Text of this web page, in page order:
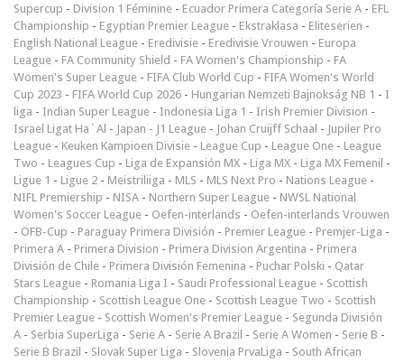
Supercup - Division 1 Féminine - Ecuador Primera Categoría Serie A - EFL
Championship - Egyptian Premier League - Ekstraklasa - Eliteserien -
English National League - Eredivisie - Eredivisie Vrouwen - Europa
League - FA Community Shield - FA Women's Championship - FA
Women's Super League - FIFA Club World Cup - FIFA Women's World
Cup 2023 - FIFA World Cup 2026 - Hungarian Nemzeti Bajnokság NB 1 - I
liga - Indian Super League - Indonesia Liga 1 - Irish Premier Division -
Israel Ligat Ha`Al - Japan - J1 League - Johan Cruijff Schaal - Jupiler Pro
League - Keuken Kampioen Divisie - League Cup - League One - League
Two - Leagues Cup - Liga de Expansión MX - Liga MX - Liga MX Femenil -
Ligue 1 - Ligue 2 - Meistriliiga - MLS - MLS Next Pro - Nations League -
NIFL Premiership - NISA - Northern Super League - NWSL National
Women's Soccer League - Oefen-interlands - Oefen-interlands Vrouwen
- ÖFB-Cup - Paraguay Primera División - Premier League - Premjer-Liga -
Primera A - Primera Division - Primera Division Argentina - Primera
División de Chile - Primera División Femenina - Puchar Polski - Qatar
Stars League - Romania Liga I - Saudi Professional League - Scottish
Championship - Scottish League One - Scottish League Two - Scottish
Premier League - Scottish Women's Premier League - Segunda División
A - Serbia SuperLiga - Serie A - Serie A Brazil - Serie A Women - Serie B -
Serie B Brazil - Slovak Super Liga - Slovenia PrvaLiga - South African